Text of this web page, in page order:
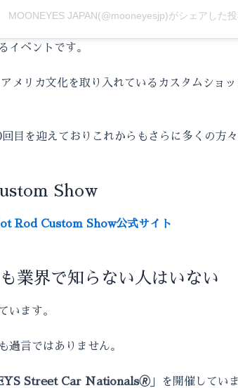
MOONEYES JAPAN(@mooneyesjp)がシェアした
イベントです。
メリカ文化を取り入れているカスタムショ
目を迎えておりこれからもさらに多くの方
Show
Rod Custom Show公式サイト
業界で知らない人はいない
ます。
過言ではありません。
Street Car Nationals🄬 」を開催してい